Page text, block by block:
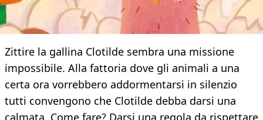
Zittire la gallina Clotilde sembra una missione
impossibile. Alla fattoria dove gli animali a una
certa ora vorrebbero addormentarsi in silenzio
tutti convengono che Clotilde debba darsi una
calmata. Come fare? Darsi una regola da rispettare